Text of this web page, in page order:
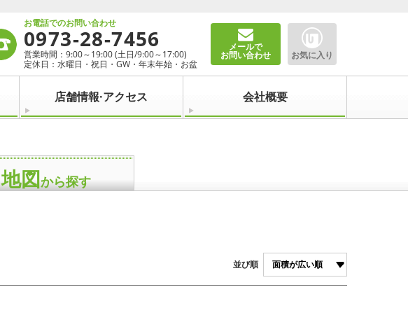
お電話でのお問い合わせ
0973-28-7456
営業時間：9:00～19:00 (土日/9:00～17:00)
定休日：水曜日・祝日・GW・年末年始・お盆
メールで
お問い合わせ お気に入り
店舗情報·アクセス 会社概要
地図から探す
並び順